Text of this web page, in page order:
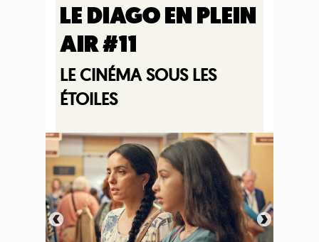
LE DIAGO EN PLEIN
AIR #11
LE CINÉMA SOUS LES
ÉTOILES